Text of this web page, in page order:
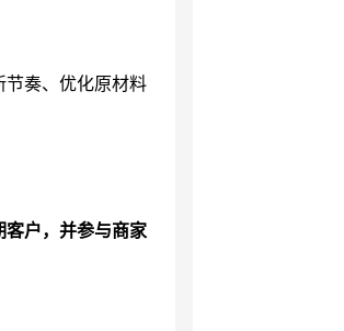
奏、优化原材料
客户，并参与商家